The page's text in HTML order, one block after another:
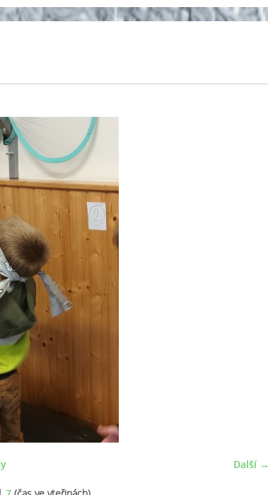
Další →